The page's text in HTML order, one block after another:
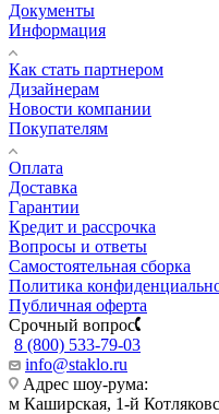
Документы
Информация
Как стать партнером
Дизайнерам
Новости компании
Покупателям
Оплата
Доставка
Гарантии
Кредит и рассрочка
Вопросы и ответы
Самостоятельная сборка
Политика
Публичная оферта
Срочный вопрос
8 (800) 533-79-03
info@staklo.ru
Адрес шоу-рума:
м Каширская, 1-й